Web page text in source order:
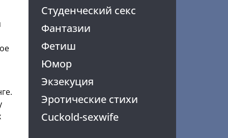
Студенческий секс
Фантазии
Фетиш
Юмор
Экзекуция
Эротические стихи
Cuckold-sexwife